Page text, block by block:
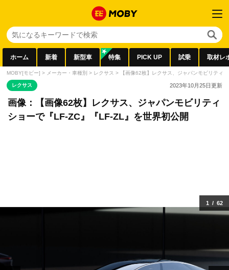
ホーム 新着 新型車 特集 PICK UP 試乗 取材レ
MOBY[モビー] > メーカー・車種別 > レクサス > 【画像62枚】レクサス、ジャパンモビリティ
レクサス 2023年10月25日更新
画像：【画像62枚】レクサス、ジャパンモビリティ
ショーで『LF-ZC』『LF-ZL』を世界初公開
1 / 62